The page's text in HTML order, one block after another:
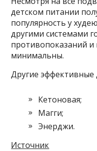
детском питании
популярность у
другими системами
противопоказаний и
минимальны.
Другие эффективные
Кетоновая;
Магги;
Энерджи.
Источник